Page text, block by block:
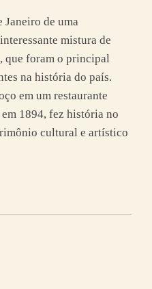
Janeiro de uma
mistura de
que foram o principal
na história do país.
em um restaurante
1894, fez história no
cultural e artístico